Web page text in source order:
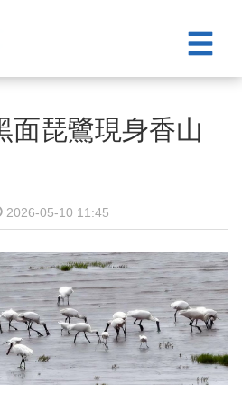
琵鷺現身香山
2026-05-10 11:45